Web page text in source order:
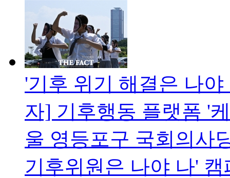
'기후 위기 해결은 나
자] 기후행동 플랫폼 '
울 영등포구 국회의사
기후위원은 나야 나'